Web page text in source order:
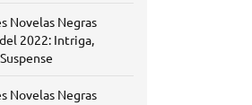
Novelas Negras
2022: Intriga,
Novelas Negras